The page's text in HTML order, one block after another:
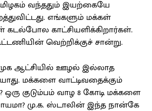
வந்ததும் இயற்கையே
எங்களும் மக்கள்
காட்சியளிக்கிறார்கள்.
வெற்றிக்குச் சான்று.
ஆட்சியில் ஊழல் இல்லாத
மக்களை வாட்டிவதைக்கும்
ஒரு குடும்பம் வாழ 8 கோடி மக்களை
மு.க. ஸ்டாலின் இந்த நான்கே